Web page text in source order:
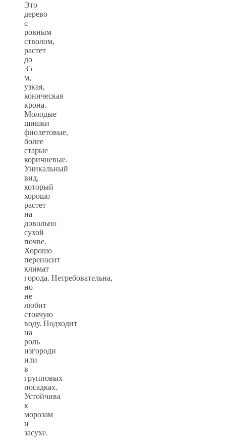
Это
дерево
с
ровным
стволом,
растет
до
35
м,
узкая,
коническая
крона.
Молодые
шишки
фиолетовые,
более
старые
коричневые.
Уникальный
вид,
который
хорошо
растет
на
довольно
сухой
почве.
Хорошо
переносит
климат
города. Нетребовательна,
но
не
любит
стоячую
воду. Подходит
на
роль
изгороди
или
в
групповых
посадках.
Устойчива
к
морозам
и
засухе.